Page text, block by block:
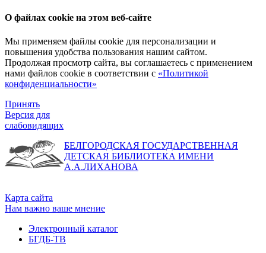
О файлах cookie на этом веб-сайте
Мы применяем файлы cookie для персонализации и
повышения удобства пользования нашим сайтом.
Продолжая просмотр сайта, вы соглашаетесь с применением
нами файлов cookie в соответствии с «Политикой
конфиденциальности»
Принять
Версия для
слабовидящих
БЕЛГОРОДСКАЯ ГОСУДАРСТВЕННАЯ
ДЕТСКАЯ БИБЛИОТЕКА ИМЕНИ
А.А.ЛИХАНОВА
Карта сайта
Нам важно ваше мнение
Электронный каталог
БГДБ-ТВ